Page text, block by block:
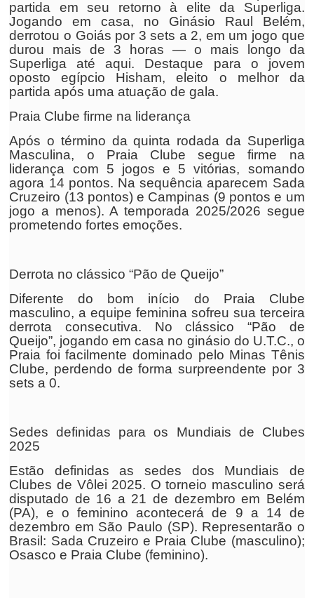
partida em seu retorno à elite da Superliga.
Jogando em casa, no Ginásio Raul Belém,
derrotou o Goiás por 3 sets a 2, em um jogo que
durou mais de 3 horas — o mais longo da
Superliga até aqui. Destaque para o jovem
oposto egípcio Hisham, eleito o melhor da
partida após uma atuação de gala.
Praia Clube firme na liderança
Após o término da quinta rodada da Superliga
Masculina, o Praia Clube segue firme na
liderança com 5 jogos e 5 vitórias, somando
agora 14 pontos. Na sequência aparecem Sada
Cruzeiro (13 pontos) e Campinas (9 pontos e um
jogo a menos). A temporada 2025/2026 segue
prometendo fortes emoções.
Derrota no clássico “Pão de Queijo”
Diferente do bom início do Praia Clube
masculino, a equipe feminina sofreu sua terceira
derrota consecutiva. No clássico “Pão de
Queijo”, jogando em casa no ginásio do U.T.C., o
Praia foi facilmente dominado pelo Minas Tênis
Clube, perdendo de forma surpreendente por 3
sets a 0.
Sedes definidas para os Mundiais de Clubes
2025
Estão definidas as sedes dos Mundiais de
Clubes de Vôlei 2025. O torneio masculino será
disputado de 16 a 21 de dezembro em Belém
(PA), e o feminino acontecerá de 9 a 14 de
dezembro em São Paulo (SP). Representarão o
Brasil: Sada Cruzeiro e Praia Clube (masculino);
Osasco e Praia Clube (feminino).